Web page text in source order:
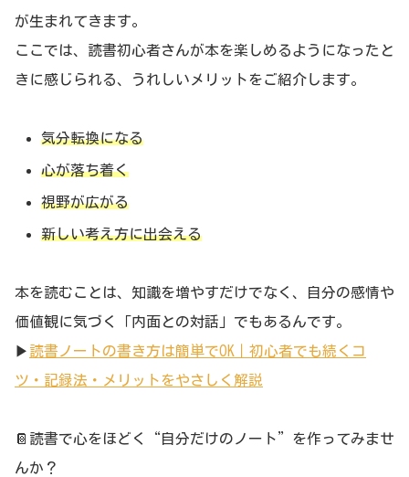
が生まれてきます。
ここでは、読書初心者さんが本を楽しめるようになったと
きに感じられる、うれしいメリットをご紹介します。
気分転換になる
心が落ち着く
視野が広がる
新しい考え方に出会える
本を読むことは、知識を増やすだけでなく、自分の感情や
価値観に気づく「内面との対話」でもあるんです。
▶︎ 読書ノートの書き方は簡単でOK｜初心者でも続くコ
ツ・記録法・メリットをやさしく解説
📔読書で心をほどく“自分だけのノート”を作ってみませ
んか？